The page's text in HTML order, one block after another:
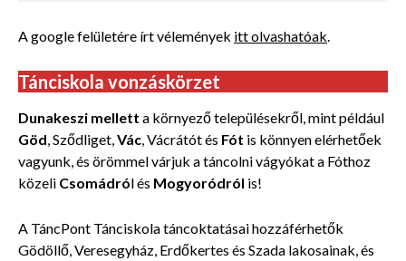
A google felületére írt vélemények itt olvashatóak.
Tánciskola vonzáskörzet
Dunakeszi mellett a környező településekről, mint például
Göd, Sződliget,Vác, Vácrátót és Fót is könnyen elérhetőek
vagyunk, és örömmel várjuk a táncolni vágyókat a Fóthoz
közeli Csomádról és Mogyoródról is!
A TáncPont Tánciskola táncoktatásai hozzáférhetők
Gödöllő, Veresegyház, Erdőkertes és Szada lakosainak, és